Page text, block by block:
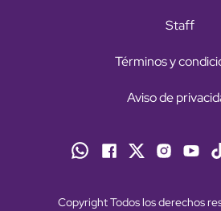
Staff
Términos y
Aviso de
Copyright Todos los derechos